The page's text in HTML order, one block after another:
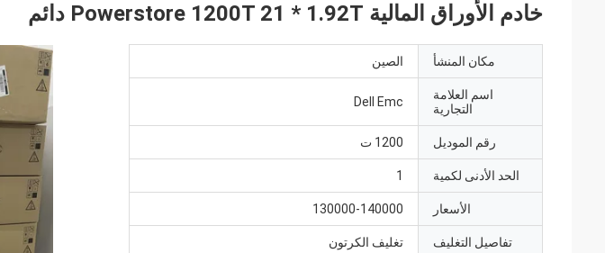
خادم الأوراق المالية Powerstore 1200T 21 * 1.92T دائم
مكان المنشأ الصين
اسم العلامة
التجارية
Dell Emc
رقم الموديل 1200 ت
الحد الأدنى لكمية 1
الأسعار 130000-140000
تفاصيل التغليف تغليف الكرتون